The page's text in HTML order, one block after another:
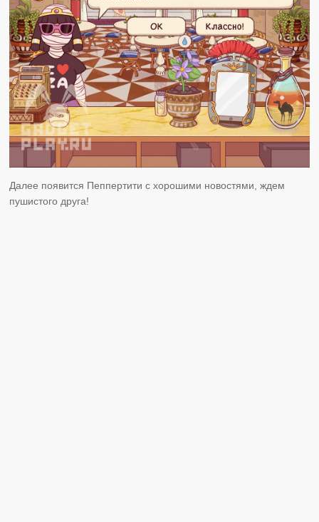
Далее появится Пеппертити с хорошими новостями, ждем
пушистого друга!